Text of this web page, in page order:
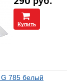
Купить
785 белый